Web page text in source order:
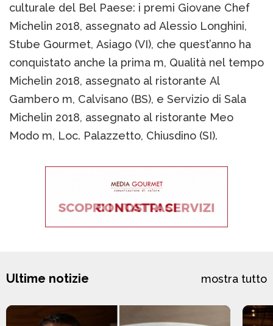
culturale del Bel Paese: i premi Giovane Chef
Michelin 2018, assegnato ad Alessio Longhini,
Stube Gourmet, Asiago (VI), che quest’anno ha
conquistato anche la prima m, Qualità nel tempo
Michelin 2018, assegnato al ristorante Al
Gambero m, Calvisano (BS), e Servizio di Sala
Michelin 2018, assegnato al ristorante Meo
Modo m, Loc. Palazzetto, Chiusdino (SI).
Ultime notizie mostra tutto